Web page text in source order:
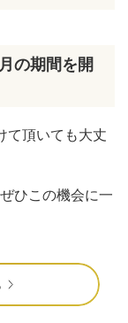
の期間を開
て頂いても大丈
ひこの機会に一